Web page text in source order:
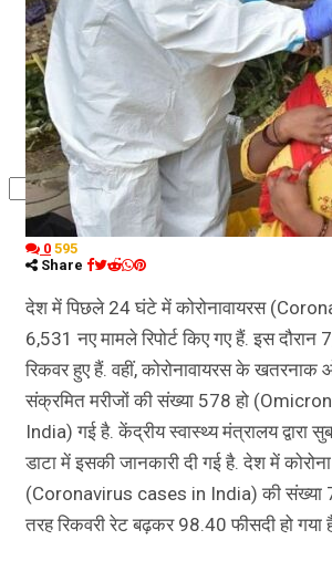
कृषि
धर्म
विज्ञान तकनीकी
0 595
Share
देश में पिछले 24 घंटे में कोरोनावायरस
6,531 नए मामले रिपोर्ट किए गए हैं. इस दौरान
रिकवर हुए हैं. वहीं, कोरोनावायरस के खतरनाक
संक्रमित मरीजों की संख्या 578 हो
India) गई है. केंद्रीय स्वास्थ्य मंत्रालय
डाटा में इसकी जानकारी दी गई है. देश में
(Coronavirus cases in India) की संख्या
तरह रिकवरी रेट बढ़कर 98.40 फीसदी हो गया